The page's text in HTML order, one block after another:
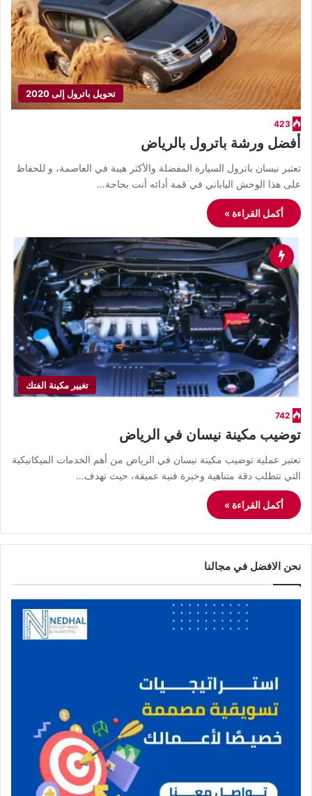
تحويل باترول إلى 2020
423
أفضل ورشة باترول بالرياض
​تعتبر نيسان باترول السيارة المفضلة والأكثر هيبة في العاصمة، و للحفاظ
على هذا الوحش الياباني في قمة أدائه أنت بحاجة…
أكمل القراءة »
تغيير مكينة الفتك
742
توضيب مكينة نيسان في الرياض
​تعتبر عملية توضيب مكينة نيسان في الرياض من أهم الخدمات الميكانيكية
التي تتطلب دقة متناهية وخبرة فنية عميقة، حيث تهدف…
أكمل القراءة »
نحن الافضل في مجالنا